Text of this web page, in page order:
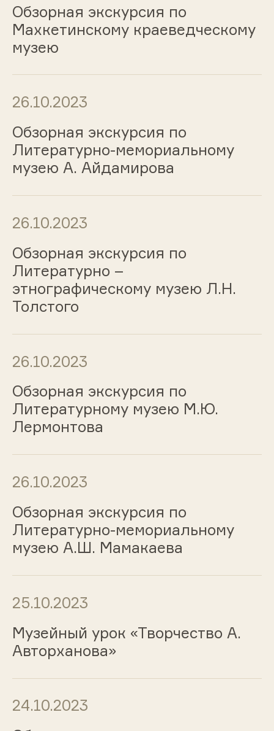
Обзорная экскурсия по
Махкетинскому краеведческому
музею
26.10.2023
Обзорная экскурсия по
Литературно-мемориальному
музею А. Айдамирова
26.10.2023
Обзорная экскурсия по
Литературно –
этнографическому музею Л.Н.
Толстого
26.10.2023
Обзорная экскурсия по
Литературному музею М.Ю.
Лермонтова
26.10.2023
Обзорная экскурсия по
Литературно-мемориальному
музею А.Ш. Мамакаева
25.10.2023
Музейный урок «Творчество А.
Авторханова»
24.10.2023